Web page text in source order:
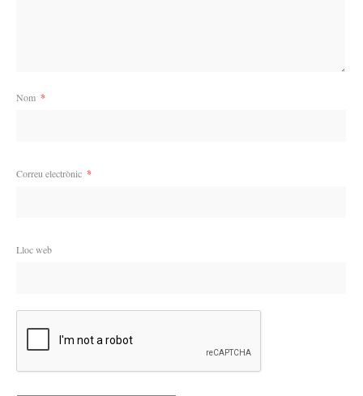
Nom *
Correu electrònic *
Lloc web